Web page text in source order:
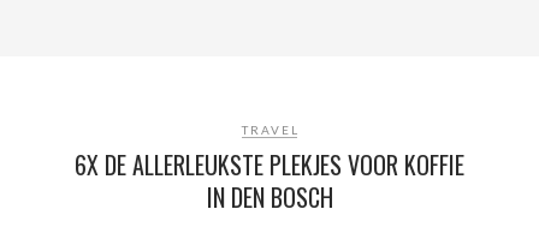
TRAVEL
6X DE ALLERLEUKSTE PLEKJES VOOR KOFFIE
IN DEN BOSCH